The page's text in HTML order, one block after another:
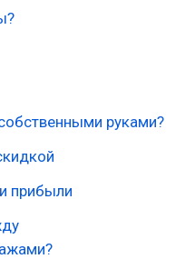
руками?
прибыли